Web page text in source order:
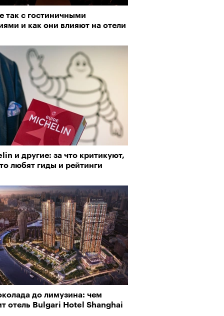
так с гостиничными
и как они влияют на отели
и другие: за что критикуют,
любят гиды и рейтинги
до лимузина: чем
отель Bulgari Hotel Shanghai
2025: Япония наносит
удар
2025: объединение двух
и мир, в котором нет
2025: перестрелки в